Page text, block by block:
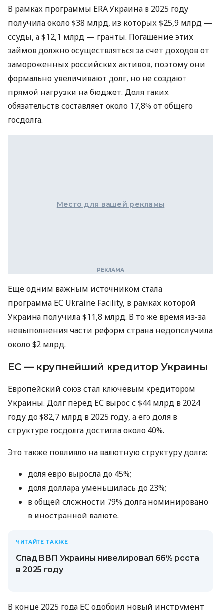
В рамках программы ERA Украина в 2025 году
получила около $38 млрд, из которых $25,9 млрд —
ссуды, а $12,1 млрд — гранты. Погашение этих
займов должно осуществляться за счет доходов от
замороженных российских активов, поэтому они
формально увеличивают долг, но не создают
прямой нагрузки на бюджет. Доля таких
обязательств составляет около 17,8% от общего
госдолга.
Место для вашей рекламы
Еще одним важным источником стала
программа ЕС Ukraine Facility, в рамках которой
Украина получила $11,8 млрд. В то же время из-за
невыполнения части реформ страна недополучила
около $2 млрд.
ЕС — крупнейший кредитор Украины
Европейский союз стал ключевым кредитором
Украины. Долг перед ЕС вырос с $44 млрд в 2024
году до $82,7 млрд в 2025 году, а его доля в
структуре госдолга достигла около 40%.
Это также повлияло на валютную структуру долга:
доля евро выросла до 45%;
доля доллара уменьшилась до 23%;
в общей сложности 79% долга номинировано
в иностранной валюте.
ЧИТАЙТЕ ТАКЖЕ
Спад ВВП Украины нивелировал 66% роста
в 2025 году
В конце 2025 года ЕС одобрил новый инструмент